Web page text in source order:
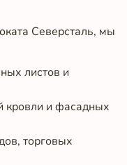
Северсталь, мы
листов и
кровли и фасадных
торговых